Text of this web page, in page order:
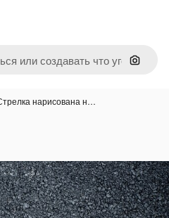
Поиск
нарисована н…